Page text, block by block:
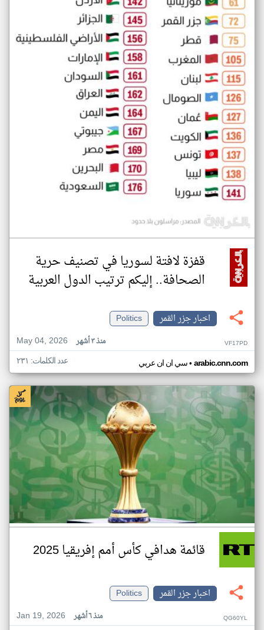
قفزة لافتة لسوريا في تصنيف حرية
الصحافة.. إليكم ترتيب الدول العربية
اخبار جزر القمر
Politics
May 04, 2026
منذ ٣ أشهر VF17PD
سي ان ان عربي• arabic.cnn.com عدد الكلمات: ٢٣١
قائمة هدافي كأس أمم إفريقيا 2025
اخبار جزر القمر
Politics
Jan 19, 2026
منذ ٦ أشهر QG60YL